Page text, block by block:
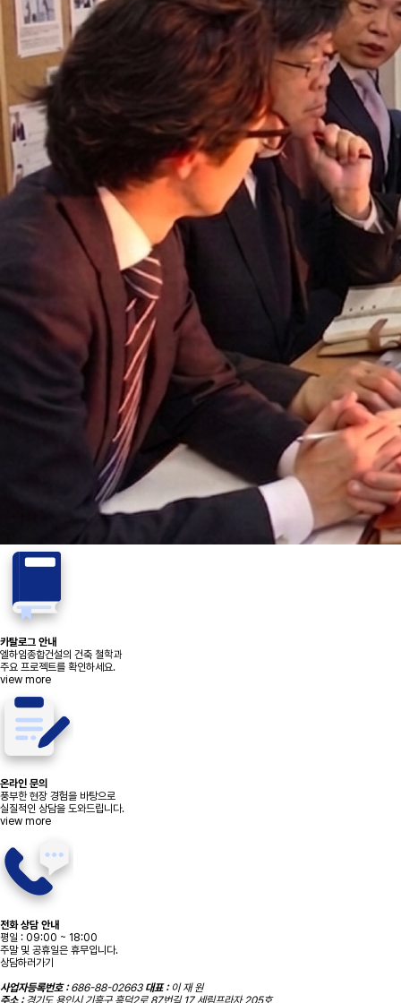
카탈로그 안내
엘하임종합건설의 건축 철학과
주요 프로젝트를 확인하세요.
view more
온라인 문의
풍부한 현장 경험을 바탕으로
실질적인 상담을 도와드립니다.
view more
전화 상담 안내
평일 : 09:00 ~ 18:00
주말 및 공휴일은 휴무입니다.
상담하러가기
사업자등록번호 :686-88-02663 대표 : 이 재 원
주소 :경기도 용인시 기흥구 흥덕2로 87번길 17 세림프라자 205호